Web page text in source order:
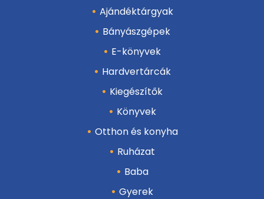
Ajándéktárgyak
Bányászgépek
E-könyvek
Hardvertárcák
Kiegészítők
Könyvek
Otthon és konyha
Ruházat
Baba
Gyerek